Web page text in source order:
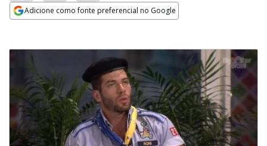
Adicione como fonte preferencial no Google